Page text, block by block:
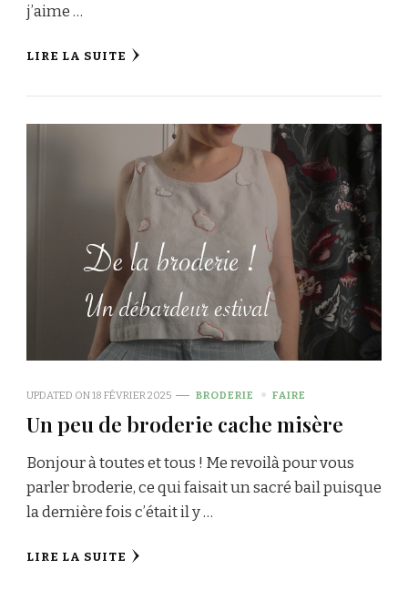
j’aime …
LIRE LA SUITE
UPDATED ON18 FÉVRIER 2025 BRODERIE FAIRE
Un peu de broderie cache misère
Bonjour à toutes et tous ! Me revoilà pour vous
parler broderie, ce qui faisait un sacré bail puisque
la dernière fois c’était il y …
LIRE LA SUITE